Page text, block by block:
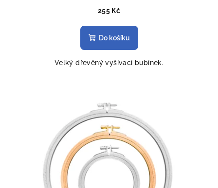
255 Kč
Do košíku
Velký dřevěný vyšívací bubínek.